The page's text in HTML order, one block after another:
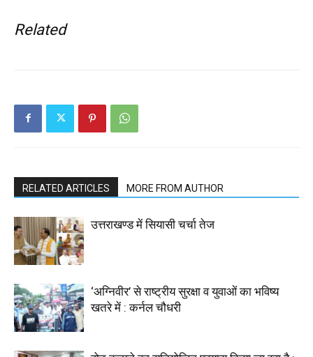
Related
RELATED ARTICLES MORE FROM AUTHOR
उत्तराखण्ड में सियासी चर्चा तेज
‘अग्निवीर’ से राष्ट्रीय सुरक्षा व युवाओं का भविष्य
खतरे में : कर्नल चौधरी